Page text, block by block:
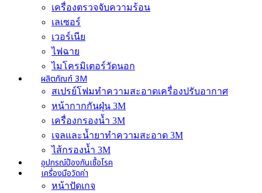
เครื่องตรวจจับความร้อน
เลเซอร์
เวอร์เนีย
ไฟฉาย
ไมโครมิเตอร์วัดนอก
ผลิตภัณฑ์ 3M
สเปรย์โฟมทำความสะอาดเครื่องปรับอากาศ
หน้ากากกันฝุ่น 3M
เครื่องกรองน้ำ 3M
เจลและน้ำยาทำความสะอาด 3M
ไส้กรองน้ำ 3M
อุปกรณ์ป้องกันเชื้อโรค
เครื่องมือวัดค่า
หน้าปัดเกจ